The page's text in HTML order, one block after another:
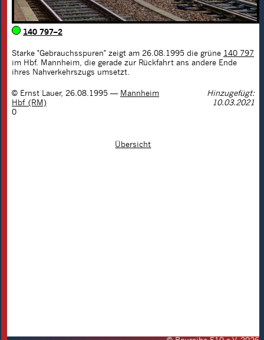
140 797–2
Starke "Gebrauchsspuren" zeigt am 26.08.1995 die grüne 140 797
im Hbf. Mannheim, die gerade zur Rückfahrt ans andere Ende
ihres Nahverkehrszugs umsetzt.
© Ernst Lauer, 26.08.1995 — Mannheim
Hbf (RM)
Hinzugefügt:
10.03.2021
0
Übersicht